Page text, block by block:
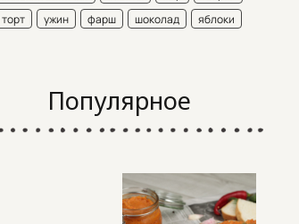
торт
ужин фарш шоколад яблоки
Популярное